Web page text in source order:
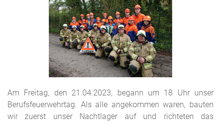
Am Freitag, den 21.04.2023, begann um 18 Uhr unser
Berufsfeuerwehrtag. Als alle angekommen waren, bauten
wir zuerst unser Nachtlager auf und richteten das